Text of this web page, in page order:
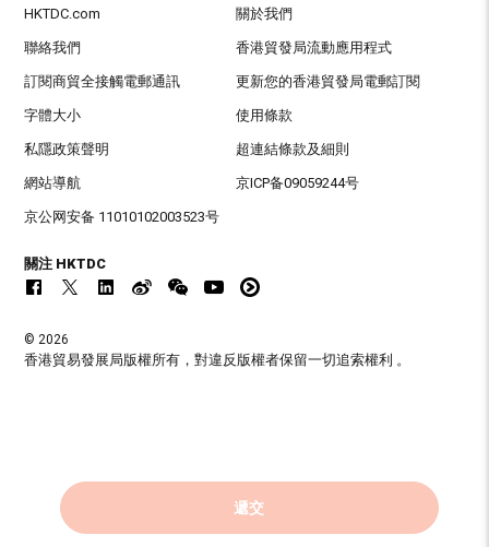
遞交
HKTDC.com 關於我們
聯絡我們 香港貿發局流動應用程式
訂閱商貿全接觸電郵通訊 更新您的香港貿發局電郵訂閱
字體大小 使用條款
私隱政策聲明 超連結條款及細則
網站導航 京ICP备09059244号
京公网安备 11010102003523号
關注 HKTDC
© 2026
香港貿易發展局版權所有，對違反版權者保留一切追索權利 。